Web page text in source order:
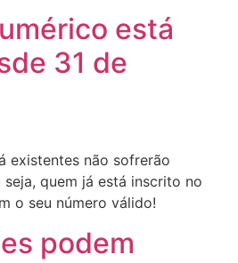
está
31 de
existentes não sofrerão
quem já está inscrito no
o seu número válido!
podem